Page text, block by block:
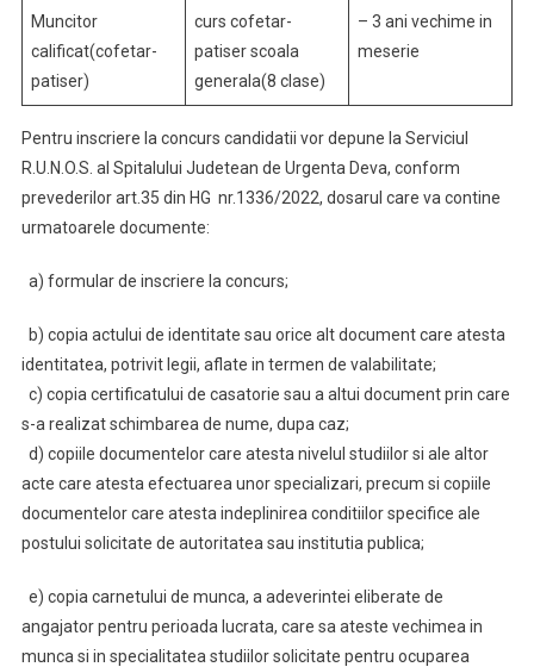
Muncitor
calificat(cofetar-
patiser)
curs cofetar-
patiser scoala
generala(8 clase)
– 3 ani vechime in
meserie
Pentru inscriere la concurs candidatii vor depune la Serviciul
R.U.N.O.S. al Spitalului Judetean de Urgenta Deva, conform
prevederilor art.35 din HG nr.1336/2022, dosarul care va contine
urmatoarele documente:
a) formular de inscriere la concurs;
b) copia actului de identitate sau orice alt document care atesta
identitatea, potrivit legii, aflate in termen de valabilitate;
c) copia certificatului de casatorie sau a altui document prin care
s-a realizat schimbarea de nume, dupa caz;
d) copiile documentelor care atesta nivelul studiilor si ale altor
acte care atesta efectuarea unor specializari, precum si copiile
documentelor care atesta indeplinirea conditiilor specifice ale
postului solicitate de autoritatea sau institutia publica;
e) copia carnetului de munca, a adeverintei eliberate de
angajator pentru perioada lucrata, care sa ateste vechimea in
munca si in specialitatea studiilor solicitate pentru ocuparea